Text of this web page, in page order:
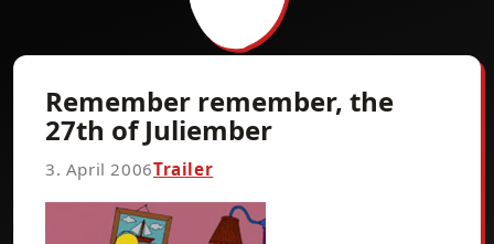
Remember remember, the
27th of Juliember
3. April 2006Trailer